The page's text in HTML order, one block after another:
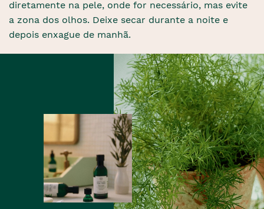
diretamente na pele, onde for necessário, mas evite
a zona dos olhos. Deixe secar durante a noite e
depois enxague de manhã.